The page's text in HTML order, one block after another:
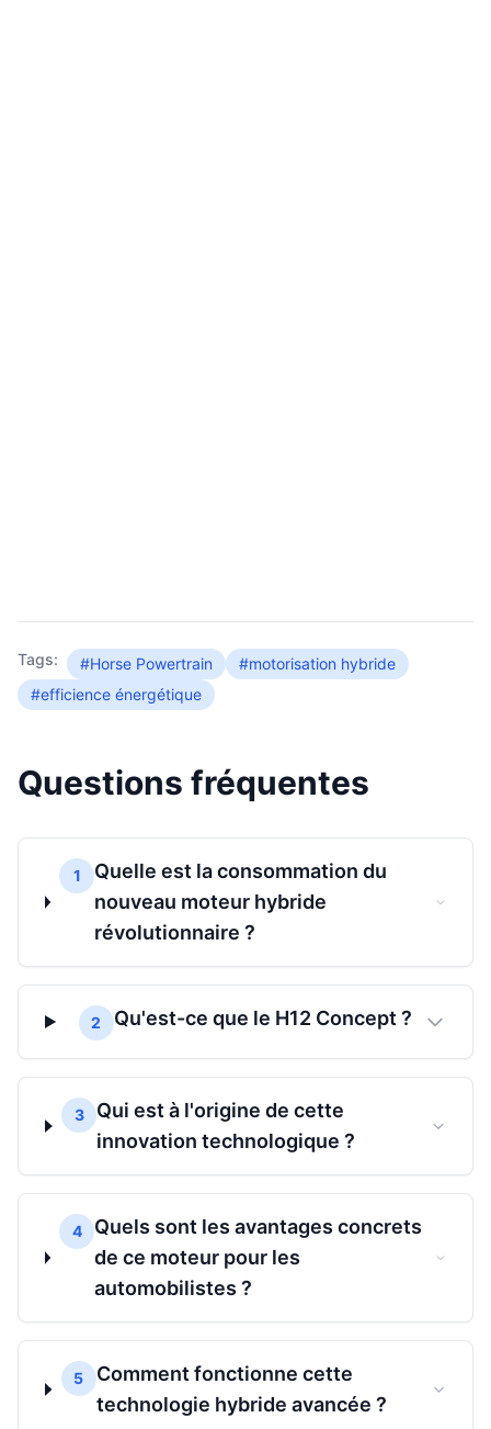
Tags: #Horse Powertrain
#motorisation hybride
#efficience énergétique
Questions fréquentes
1
Quelle est la consommation du
nouveau moteur hybride
révolutionnaire ?
2 Qu'est-ce que le H12 Concept ?
3
Qui est à l'origine de cette
innovation technologique ?
4
Quels sont les avantages concrets
de ce moteur pour les
automobilistes ?
5
Comment fonctionne cette
technologie hybride avancée ?